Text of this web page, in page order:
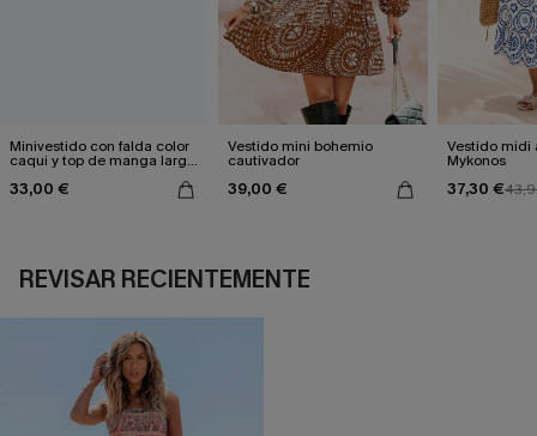
Minivestido con falda color
caqui y top de manga larga
33,00 €
Vestido mini bohemio
cautivador
39,00 €
Vestido midi
Mykonos
37,30 €
REVISAR RECIENTEMENTE